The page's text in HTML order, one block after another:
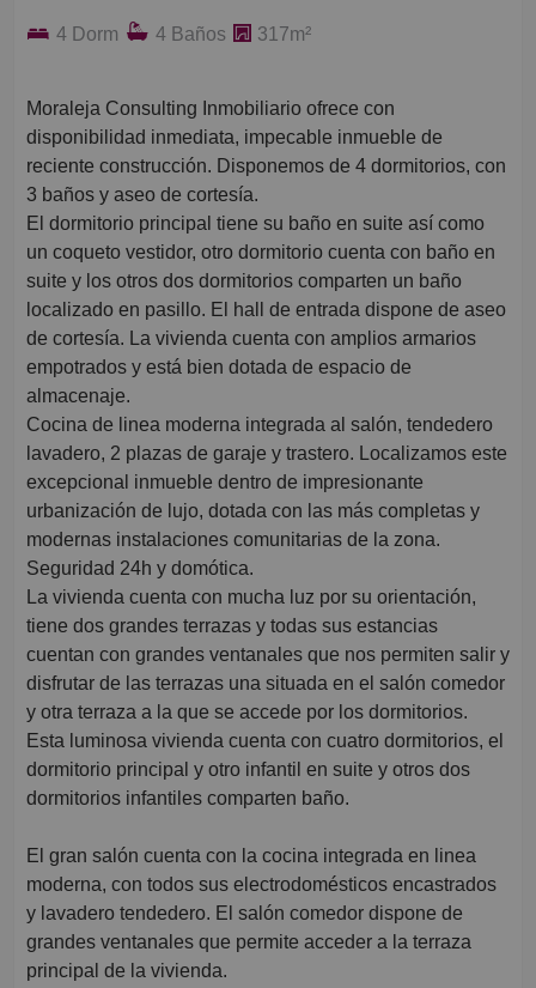
4 Dorm 4 Baños 317m²
Moraleja Consulting Inmobiliario ofrece con
disponibilidad inmediata, impecable inmueble de
reciente construcción. Disponemos de 4 dormitorios, con
3 baños y aseo de cortesía.
El dormitorio principal tiene su baño en suite así como
un coqueto vestidor, otro dormitorio cuenta con baño en
suite y los otros dos dormitorios comparten un baño
localizado en pasillo. El hall de entrada dispone de aseo
de cortesía. La vivienda cuenta con amplios armarios
empotrados y está bien dotada de espacio de
almacenaje.
Cocina de linea moderna integrada al salón, tendedero
lavadero, 2 plazas de garaje y trastero. Localizamos este
excepcional inmueble dentro de impresionante
urbanización de lujo, dotada con las más completas y
modernas instalaciones comunitarias de la zona.
Seguridad 24h y domótica.
La vivienda cuenta con mucha luz por su orientación,
tiene dos grandes terrazas y todas sus estancias
cuentan con grandes ventanales que nos permiten salir y
disfrutar de las terrazas una situada en el salón comedor
y otra terraza a la que se accede por los dormitorios.
Esta luminosa vivienda cuenta con cuatro dormitorios, el
dormitorio principal y otro infantil en suite y otros dos
dormitorios infantiles comparten baño.
El gran salón cuenta con la cocina integrada en linea
moderna, con todos sus electrodomésticos encastrados
y lavadero tendedero. El salón comedor dispone de
grandes ventanales que permite acceder a la terraza
principal de la vivienda.